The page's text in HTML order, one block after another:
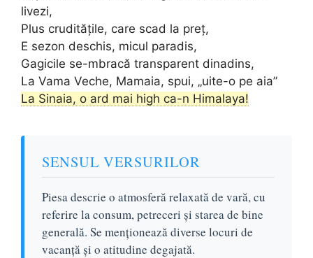
livezi,
Plus cruditățile, care scad la preț,
E sezon deschis, micul paradis,
Gagicile se-mbracă transparent dinadins,
La Vama Veche, Mamaia, spui, „uite-o pe aia”
La Sinaia, o ard mai high ca-n Himalaya!
SENSUL VERSURILOR
Piesa descrie o atmosferă relaxată de vară, cu
referire la consum, petreceri și starea de bine
generală. Se menționează diverse locuri de
vacanță și o atitudine degajată.